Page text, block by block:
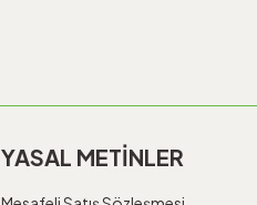
YASAL METİNLER